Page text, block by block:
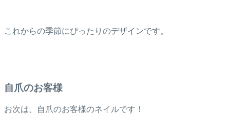
これからの季節にぴったりのデザインです。
自爪のお客様
お次は、自爪のお客様のネイルです！